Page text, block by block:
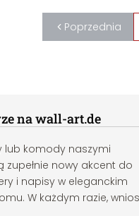
Poprzednia
na wall-art.de
lub komody naszymi
nowy akcent do
i napisy w eleganckim
W każdym razie,